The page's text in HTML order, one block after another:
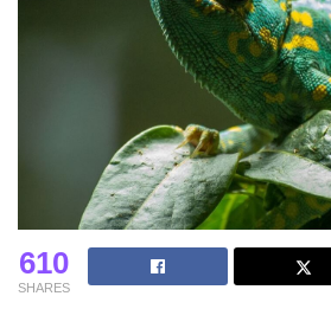
610
SHARES